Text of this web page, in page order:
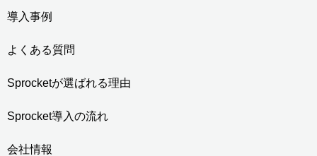
導入事例
よくある質問
Sprocketが選ばれる理由
Sprocket導入の流れ
会社情報